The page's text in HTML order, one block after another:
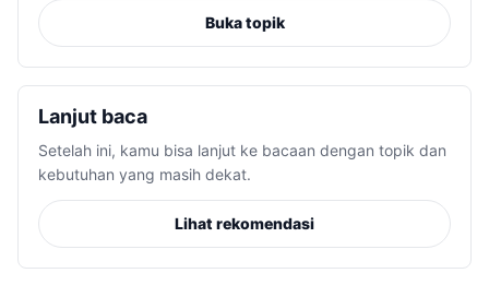
Buka topik
Lanjut baca
Setelah ini, kamu bisa lanjut ke bacaan dengan topik dan
kebutuhan yang masih dekat.
Lihat rekomendasi